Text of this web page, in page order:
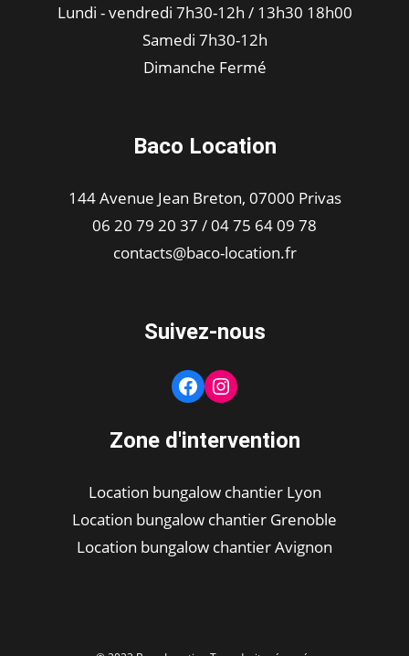
Lundi - vendredi 7h30-12h / 13h30 18h00
Samedi 7h30-12h
Dimanche Fermé
Baco Location
144 Avenue Jean Breton, 07000 Privas
06 20 79 20 37 / 04 75 64 09 78
contacts@baco-location.fr
Suivez-nous
FacebookInstagram
Zone d'intervention
Location bungalow chantier Lyon
Location bungalow chantier Grenoble
Location bungalow chantier Avignon